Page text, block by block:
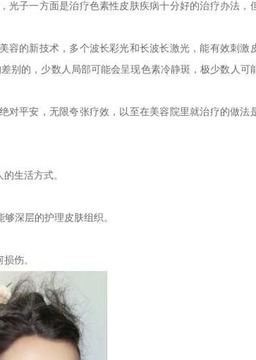
子一方面是治疗色素性皮肤疾病十分好的治疗办法，
的新技术，多个波长彩光和长波长激光，能有效刺激
别的，少数人局部可能会呈现色素冷静斑，极少数人可
平安，无限夸张疗效，以至在美容院里就治疗的做法
生活方式。
深层的护理皮肤组织。
伤。